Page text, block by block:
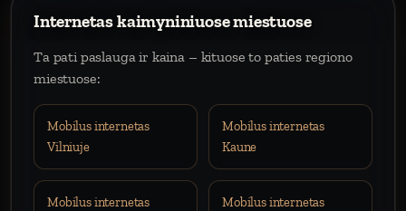
Internetas kaimyniniuose miestuose
Ta pati paslauga ir kaina – kituose to paties regiono
miestuose:
Mobilus internetas
Vilniuje
Mobilus internetas
Kaune
Mobilus internetas
Mobilus internetas